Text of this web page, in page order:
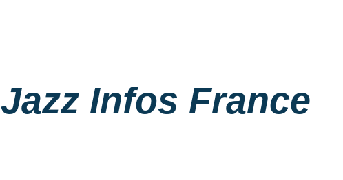
Jazz Infos France